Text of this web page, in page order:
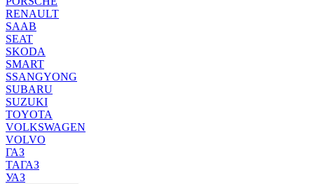
RENAULT
SAAB
SEAT
SKODA
SMART
SSANGYONG
SUBARU
SUZUKI
TOYOTA
VOLKSWAGEN
VOLVO
ГАЗ
ТАГАЗ
УАЗ